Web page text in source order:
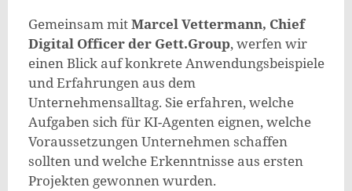
Gemeinsam mitMarcel Vettermann, Chief
Digital Officer der Gett.Group, werfen wir
einen Blick auf konkrete Anwendungsbeispiele
und Erfahrungen aus dem
Unternehmensalltag. Sie erfahren, welche
Aufgaben sich für KI-Agenten eignen, welche
Voraussetzungen Unternehmen schaffen
sollten und welche Erkenntnisse aus ersten
Projekten gewonnen wurden.